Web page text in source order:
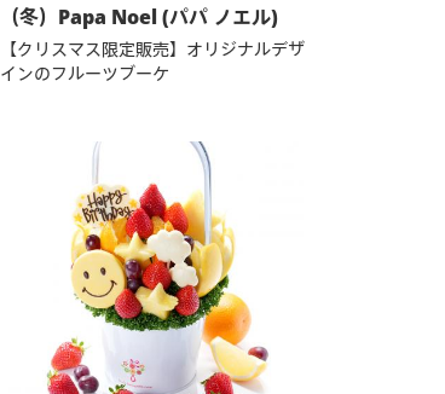
（冬）Papa Noel (パパ ノエル)
【クリスマス限定販売】オリジナルデザ
インのフルーツブーケ